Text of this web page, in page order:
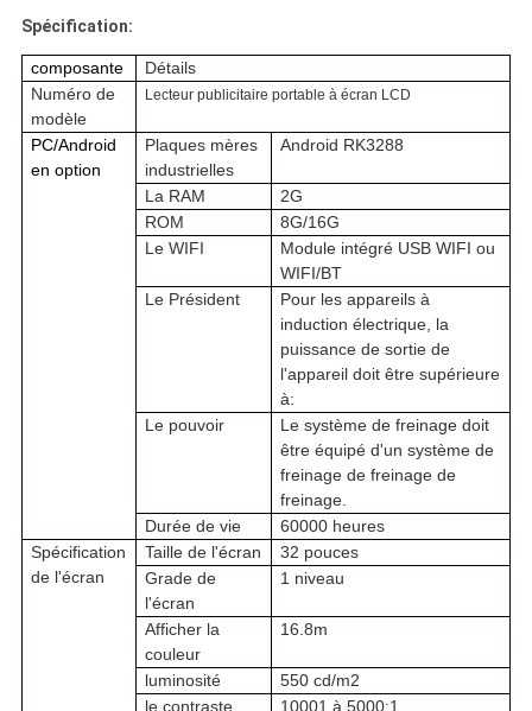
Spécification:
composante
Détails
Numéro de
modèle
Lecteur publicitaire portable à écran LCD
PC/Android
en option
Plaques mères
industrielles
Android RK3288
La RAM
2G
ROM
8G/16G
Le WIFI
Module intégré USB WIFI ou
WIFI/BT
Le Président
Pour les appareils à
induction électrique, la
puissance de sortie de
l'appareil doit être supérieure
à:
Le pouvoir
Le système de freinage doit
être équipé d'un système de
freinage de freinage de
freinage.
Durée de vie
60000 heures
Spécification
de l'écran
Taille de l'écran
32 pouces
Grade de
l'écran
1 niveau
Afficher la
couleur
16.8m
luminosité
550 cd/m2
le contraste
10001 à 5000:1